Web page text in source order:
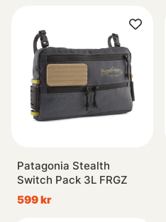
Patagonia Stealth
Switch Pack 3L FRGZ
599 kr